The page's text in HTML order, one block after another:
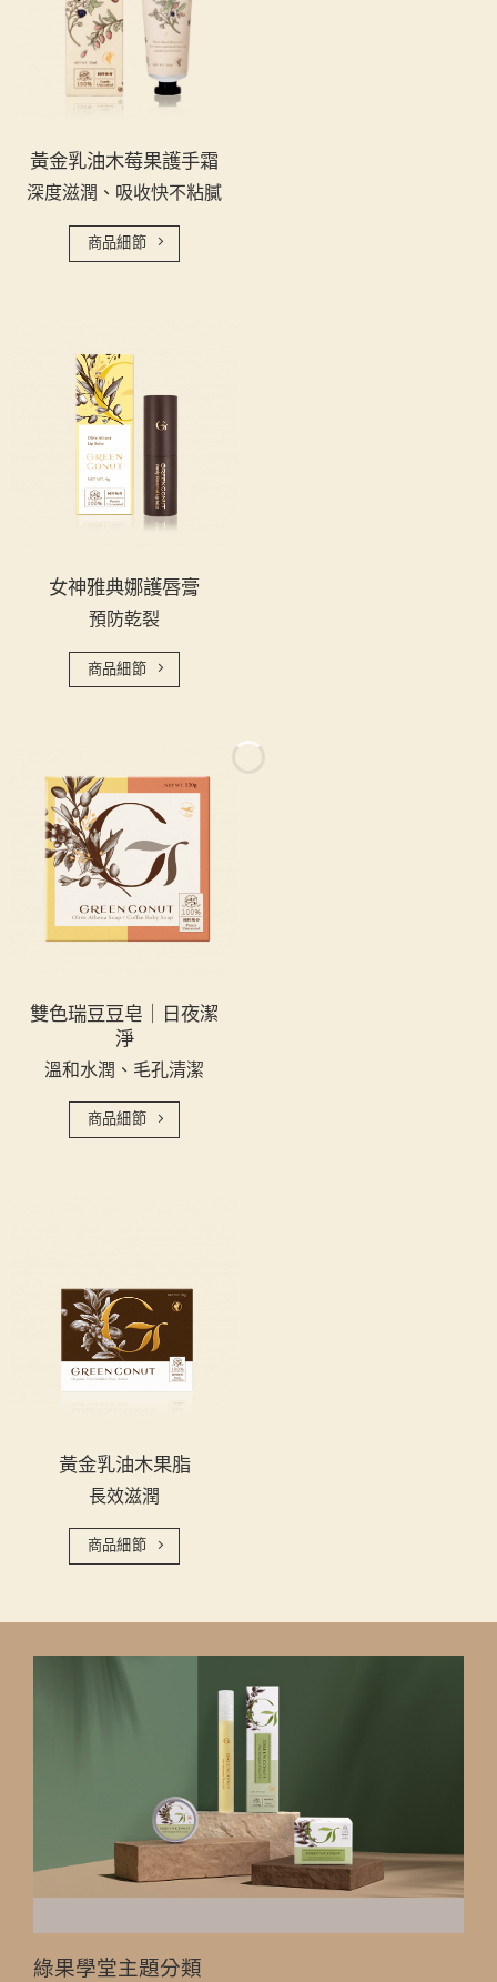
黃金乳油木莓果護手霜
深度滋潤、吸收快不粘膩
商品細節
女神雅典娜護唇膏
預防乾裂
商品細節
雙色瑞豆豆皂｜日夜潔
淨
溫和水潤、毛孔清潔
商品細節
黃金乳油木果脂
長效滋潤
商品細節
綠果學堂主題分類